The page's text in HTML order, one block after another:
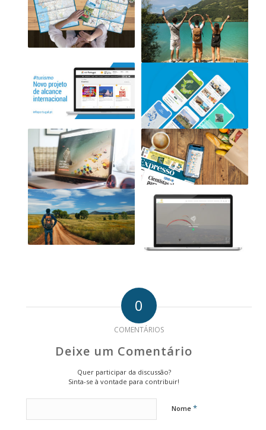
0
COMENTÁRIOS
Deixe um Comentário
Quer participar da discussão?
Sinta-se à vontade para contribuir!
Nome *